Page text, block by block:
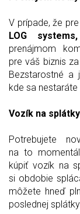
V prípade, že
LOG
prenájmom
pre váš biznis
Bezstarostné a
kde sa nestaráte
Vozík na splátky
Potrebujete
na to
kúpiť vozík na
si obdobie
môžete hneď
poslednej